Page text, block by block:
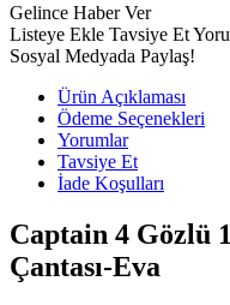
Gelince Haber Ver
Listeye Ekle Tavsiye Et
Sosyal Medyada Paylaş!
Ürün Açıklaması
Ödeme Seçenekleri
Yorumlar
Tavsiye Et
İade Koşulları
Captain 4 Gözlü
Çantası-Eva